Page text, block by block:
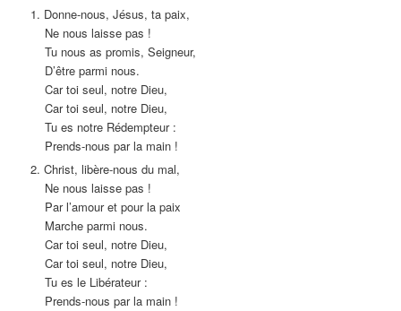
1. Donne-nous, Jésus, ta paix,
Ne nous laisse pas !
Tu nous as promis, Seigneur,
D’être parmi nous.
Car toi seul, notre Dieu,
Car toi seul, notre Dieu,
Tu es notre Rédempteur :
Prends-nous par la main !
2. Christ, libère-nous du mal,
Ne nous laisse pas !
Par l’amour et pour la paix
Marche parmi nous.
Car toi seul, notre Dieu,
Car toi seul, notre Dieu,
Tu es le Libérateur :
Prends-nous par la main !